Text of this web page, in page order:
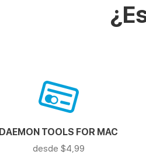
DAEMON TOOLS FOR MAC
desde $4,99